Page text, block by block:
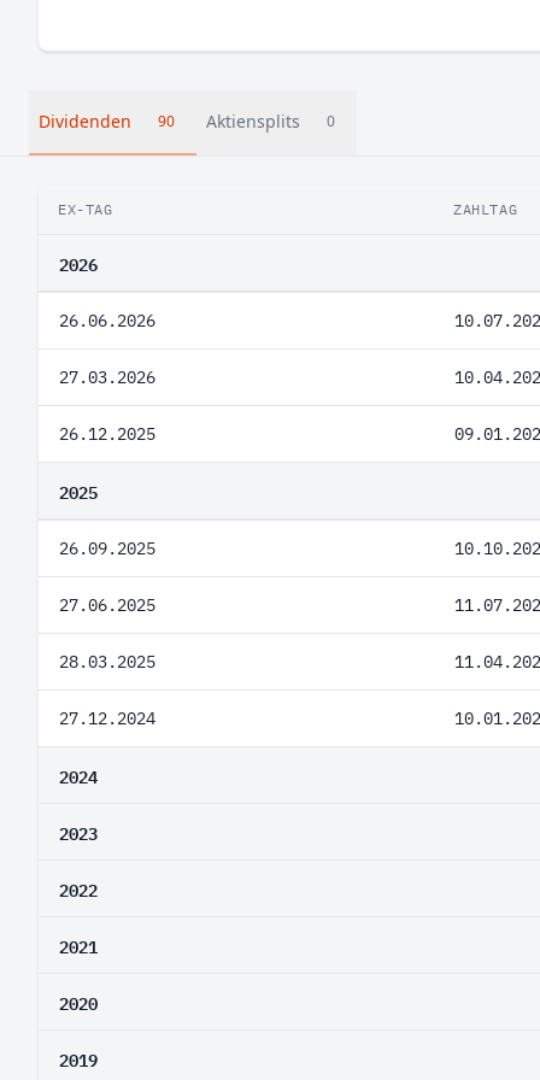
Dividenden 90 Aktiensplits 0
EX-TAG ZAHLTAG
2026
26.06.2026
27.03.2026
26.12.2025
2025
26.09.2025
27.06.2025
28.03.2025
27.12.2024
2024
2023
2022
2021
2020
2019